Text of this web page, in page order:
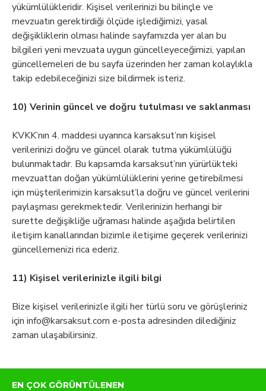
yükümlülükleridir. Kişisel verilerinizi bu bilinçle ve
mevzuatın gerektirdiği ölçüde işlediğimizi, yasal
değişikliklerin olması halinde sayfamızda yer alan bu
bilgileri yeni mevzuata uygun güncelleyeceğimizi, yapılan
güncellemeleri de bu sayfa üzerinden her zaman kolaylıkla
takip edebileceğinizi size bildirmek isteriz.
10) Verinin güncel ve doğru tutulması ve saklanması
KVKK’nın 4. maddesi uyarınca karsaksut’nın kişisel
verilerinizi doğru ve güncel olarak tutma yükümlülüğü
bulunmaktadır. Bu kapsamda karsaksut’nın yürürlükteki
mevzuattan doğan yükümlülüklerini yerine getirebilmesi
için müşterilerimizin karsaksut’la doğru ve güncel verilerini
paylaşması gerekmektedir. Verilerinizin herhangi bir
surette değişikliğe uğraması halinde aşağıda belirtilen
iletişim kanallarından bizimle iletişime geçerek verilerinizi
güncellemenizi rica ederiz.
11) Kişisel verilerinizle ilgili bilgi
Bize kişisel verilerinizle ilgili her türlü soru ve görüşleriniz
için info@karsaksut.com e-posta adresinden dilediğiniz
zaman ulaşabilirsiniz.
EN ÇOK GÖRÜNTÜLENEN